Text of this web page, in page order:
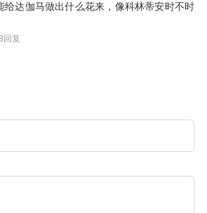
给达伽马做出什么花来，像科林蒂安时不时
回复